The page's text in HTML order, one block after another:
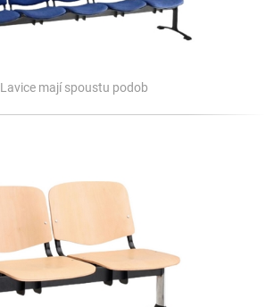
Lavice mají spoustu podob